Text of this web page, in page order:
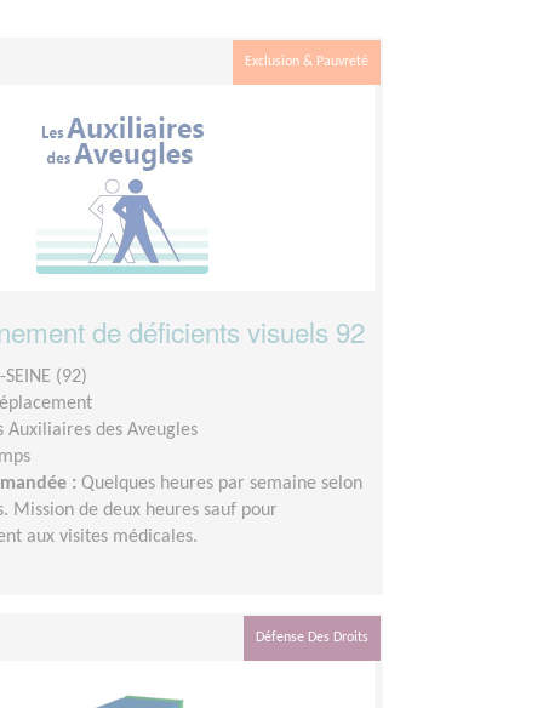
Exclusion & Pauvreté
de déficients visuels 92
SEINE (92)
Auxiliaires des Aveugles
: Quelques heures par semaine selon
Mission de deux heures sauf pour
aux visites médicales.
Défense Des Droits